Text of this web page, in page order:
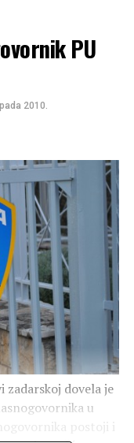
PU
2010.
dovela je
u